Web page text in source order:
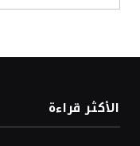
«طيران الرياض»
ويضيف الوجهة
الأكثر قراءة